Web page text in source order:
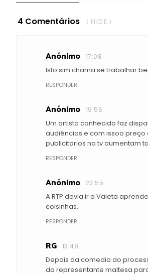
4 Comentários ( HIDE )
Anónimo 17:08
Isto sim chama se trabalhar
RESPONDER
Anónimo 19:56
Um artista conhecido faz
audiências e com issoo preço
publicitarios na tv aumentam
RESPONDER
Anónimo 22:55
A RTP devia ir a Valeta
coisinhas.
RESPONDER
RG 13:49
Depois da comedia do
da representante maltesa para